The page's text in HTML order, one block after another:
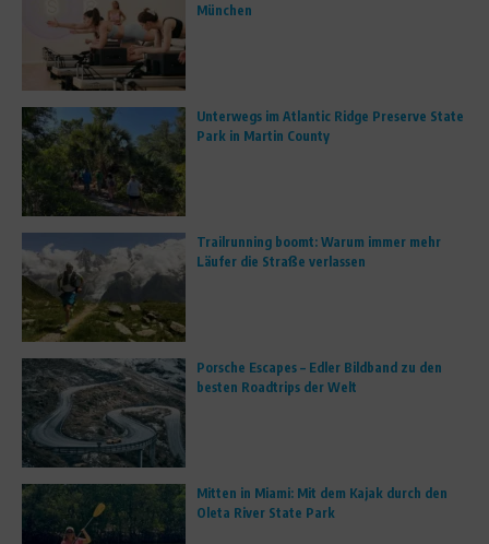
München
Unterwegs im Atlantic Ridge Preserve State
Park in Martin County
Trailrunning boomt: Warum immer mehr
Läufer die Straße verlassen
Porsche Escapes – Edler Bildband zu den
besten Roadtrips der Welt
Mitten in Miami: Mit dem Kajak durch den
Oleta River State Park